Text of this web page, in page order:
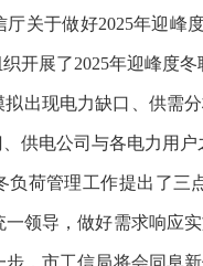
关于做好2025年迎
开展了2025年迎峰度
出现电力缺口、供需
供电公司与各电力用户
负荷管理工作提出了
领导，做好需求响应
，市工信局将会同阜